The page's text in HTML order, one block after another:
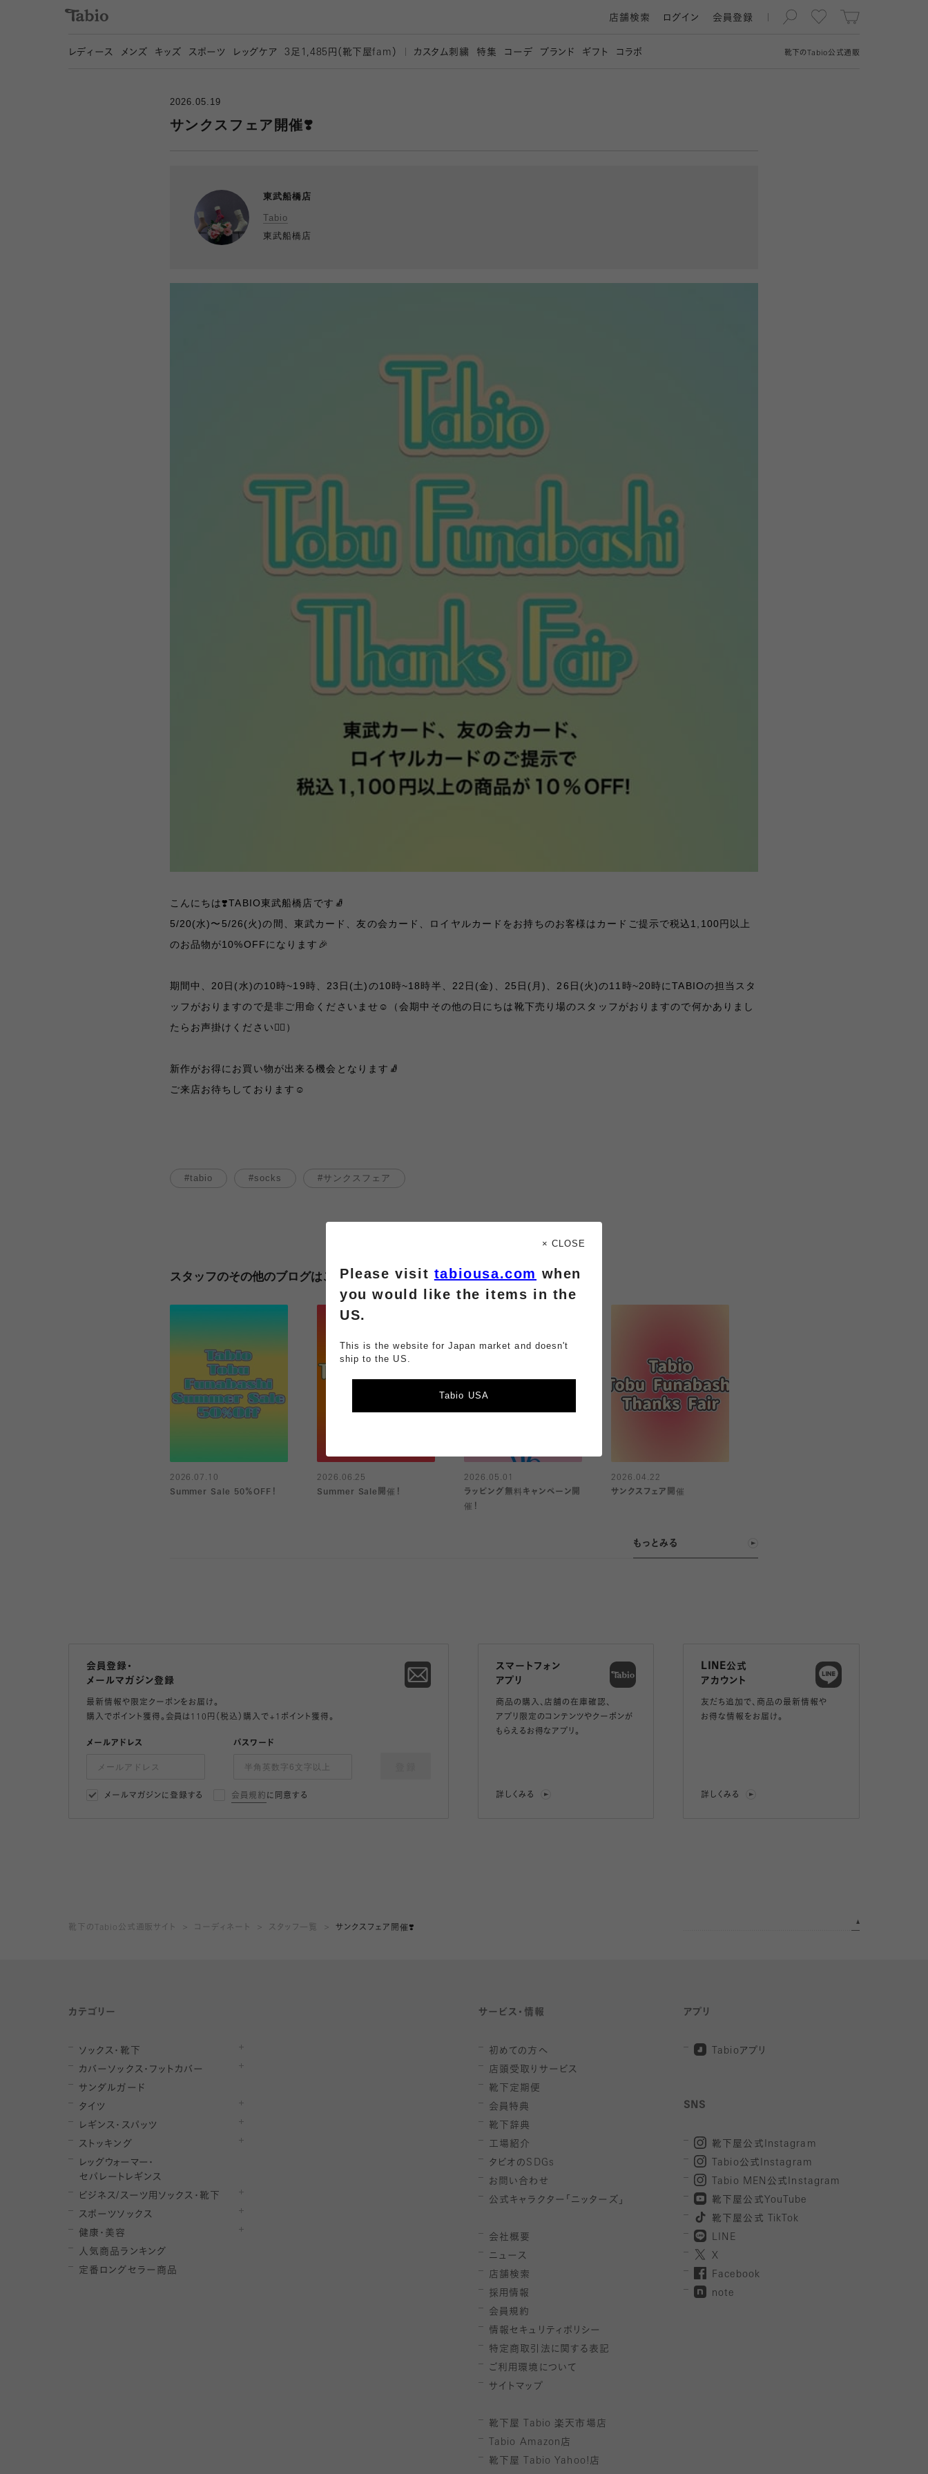
靴下の Tabio公式通販
店舗検索 ログイン 会員登録
レディース メンズ キッズ スポーツ レッグケア 3 足1,485円（靴下屋fam） カスタム刺繍 特集 コーデ ブランド ギフト コラボ
2026.05.19
サンクスフェア開催❣️
東武船橋店
Tabio
東武船橋店
こんにちは❣️TABIO東武船橋店です🧦
5/20(水)〜5/26(火)の間、東武カード、友の会カード、ロイヤルカードをお持ちのお客様はカードご提示で税込1,100円以上
のお品物が10%OFFになります🎉
期間中、20日(水)の10時~19時、23日(土)の10時~18時半、22日(金)、25日(月)、26日(火)の11時~20時にTABIOの担当スタ
ッフがおりますので是非ご用命くださいませ☺️（会期中その他の日にちは靴下売り場のスタッフがおりますので何かありまし
たらお声掛けください🙇‍♀️）
新作がお得にお買い物が出来る機会となります🧦
ご来店お待ちしております☺︎
tabio socks サンクスフェア
スタッフのその他のブログはこちら
2026.07.10
Summer Sale 50％OFF！
2026.06.25
Summer Sale開催！
2026.05.01
ラッピング無料キャンペーン開
催！
2026.04.22
サンクスフェア開催
もっとみる
会員登録・
メールマガジン登録
最新情報や限定クーポンをお届け。
購入でポイント獲得。会員は110円（税込）購入で+1ポイント獲得。
メールアドレス パスワード
メールマガジンに登録する 会員規約 に同意する
スマートフォン
アプリ
商品の購入、店舗の在庫確認、
アプリ限定のコンテンツやクーポンが
もらえるお得なアプリ。
詳しくみる
LINE公式
アカウント
友だち追加で、 商品の最新情報や
お得な情報をお届け。
詳しくみる
靴下のTabio公式通販サイト コーディネート スタッフ一覧 サンクスフェア開催❣️
カテゴリー
ソックス・靴下
カバーソックス・フットカバー
サンダルガード
タイツ
レギンス・スパッツ
ストッキング
レッ グ ウォ ー マ ー ・
セ パレー ト レ ギン ス
ビジネス/スーツ用 ソックス・靴下
スポーツソックス
健康・美容
人気商品ランキング
定番ロングセラー商品
サービス・情報
初めての方へ
店頭受取りサービス
靴下定期便
会員特典
靴下辞典
工場紹介
タビオの SDGs
お問い合わせ
公式キャラクター「ニッターズ」
会社概要
ニュース
店舗検索
採用情報
会員規約
情報セキュリティポリシー
特定商取引法に関する表記
ご利用環境について
サイトマップ
靴下屋 Tabio 楽天市場店
Tabio Amazon 店
靴下屋
Tabio Yahoo! 店
アプリ
Tabio アプリ
SNS
靴下屋公式 Instagram
Tabio 公式 Instagram
Tabio MEN 公式 Instagram
靴下屋公式 YouTube
靴下屋公式
TikTok
LINE
X
Facebook
note
× CLOSE
Please visit tabiousa.com when
you would like the items in the
US.
This is the website for Japan market and doesn't
ship to the US.
Tabio USA